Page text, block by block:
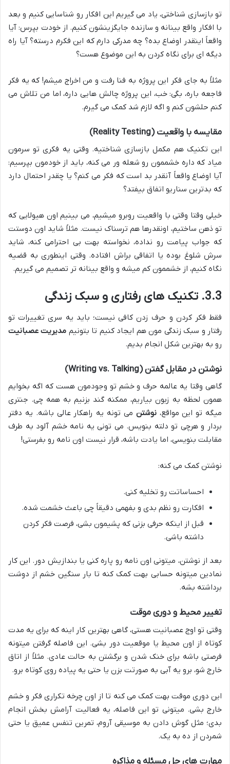
تو بازسازی شناختی، یاد می گیریم این افکار رو شناسایی کنیم و بعد
با افکار واقع بینانه و سازنده جایگزینشون کنیم. از خودت بپرس: آیا
واقعاً اینقدر اوضاع بده؟ چه مدرکی دارم که این فکرم درسته؟ آیا راه
دیگه ای برای نگاه کردن به این موضوع هست؟
مثلاً به جای فکر این پروژه به فنا رفت و من اخراج میشم! که یه فکر
فاجعه باره، بگی: خب، این پروژه چالش هایی داره، اما من تلاش می
کنم حلشون کنم و اگه لازم شد کمک می گیرم.
مقایسه با واقعیت (Reality Testing)
این تکنیک هم مکمل بازسازی شناختیه. وقتی یه فکری تو سرمون
میاد که داره خشممون رو شعله ور می کنه، باید از خودمون بپرسیم:
آیا اوضاع واقعاً آنقدر بد است که فکر می کنم؟ یا چقدر احتمال دارد
که بدترین سناریو اتفاق بیفتد؟
خیلی وقتا وقتی با واقعیت روبرو میشیم، می بینیم اون هیولایی که
تو ذهن ساختیم، اونقدرها هم ترسناک نیست. مثلاً شاید اون دوستت
که جواب پیامت رو نداده، نخواسته بهت بی احترامی کنه، شاید
سرش شلوغ بوده یا اتفاقی براش افتاده. وقتی اینطوری به قضیه
نگاه کنیم، از خشممون کم میشه و واقع بینانه تر تصمیم می گیریم.
3.3. تکنیک های رفتاری و سبک زندگی
فقط فکر کردن و حرف زدن کافی نیست؛ باید یه سری تغییرات تو
رفتار و سبک زندگی مون هم ایجاد کنیم تا بتونیم مدیریت عصبانیت
رو به بهترین شکل انجام بدیم.
نوشتن در مقابل گفتن (Writing vs. Talking)
گاهی وقتا یه عالمه حرف و خشم تو وجودمون هست که اگه بخوایم
همون لحظه به زبون بیاریم، ممکنه گند بزنیم به همه چی. جنتری
میگه تو این مواقع،نوشتن می تونه یه راهکار عالی باشه. یه دفتر
بردار و هرچی تو دلته بنویس. می تونی یه نامه خشم آلود به طرف
مقابلت بنویسی، اما یادت باشه، قرار نیست اون نامه رو بفرستی!
نوشتن کمک می کنه:
احساساتت رو تخلیه کنی.
افکارت رو نظم بدی و بفهمی دقیقاً چی باعث خشمت شده.
قبل از اینکه حرفی بزنی که پشیمون بشی، فرصت فکر کردن
داشته باشی.
بعد از نوشتن، میتونی اون نامه رو پاره کنی یا بندازیش دور. این کار
نمادین میتونه حسابی بهت کمک کنه تا بار سنگین خشم از دوشت
برداشته بشه.
تغییر محیط و دوری موقت
وقتی تو اوج عصبانیت هستی، گاهی بهترین کار اینه که برای یه مدت
کوتاه از اون محیط یا موقعیت دور بشی. این فاصله گرفتن میتونه
فرصتی باشه برای خنک شدن و برگشتن به حالت عادی. مثلاً از اتاق
خارج شو، برو یه آبی به صورتت بزن یا حتی یه پیاده روی کوتاه برو.
این دوری موقت بهت کمک می کنه تا از اون چرخه تکراری فکر و خشم
خارج بشی. میتونی تو این فاصله، یه فعالیت آرامش بخش انجام
بدی؛ مثل گوش دادن به موسیقی آروم، تمرین تنفس عمیق یا حتی
شمردن از ده به یک.
مهارت های حل مسئله و مذاکره